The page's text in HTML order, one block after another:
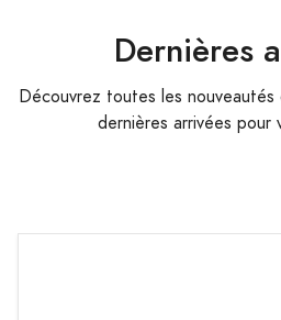
Dernières
Découvrez toutes les
dernières arrivées pour